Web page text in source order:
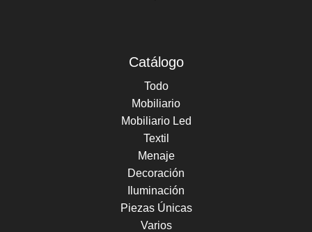
Catálogo
Todo
Mobiliario
Mobiliario Led
Textil
Menaje
Decoración
Iluminación
Piezas Únicas
Varios